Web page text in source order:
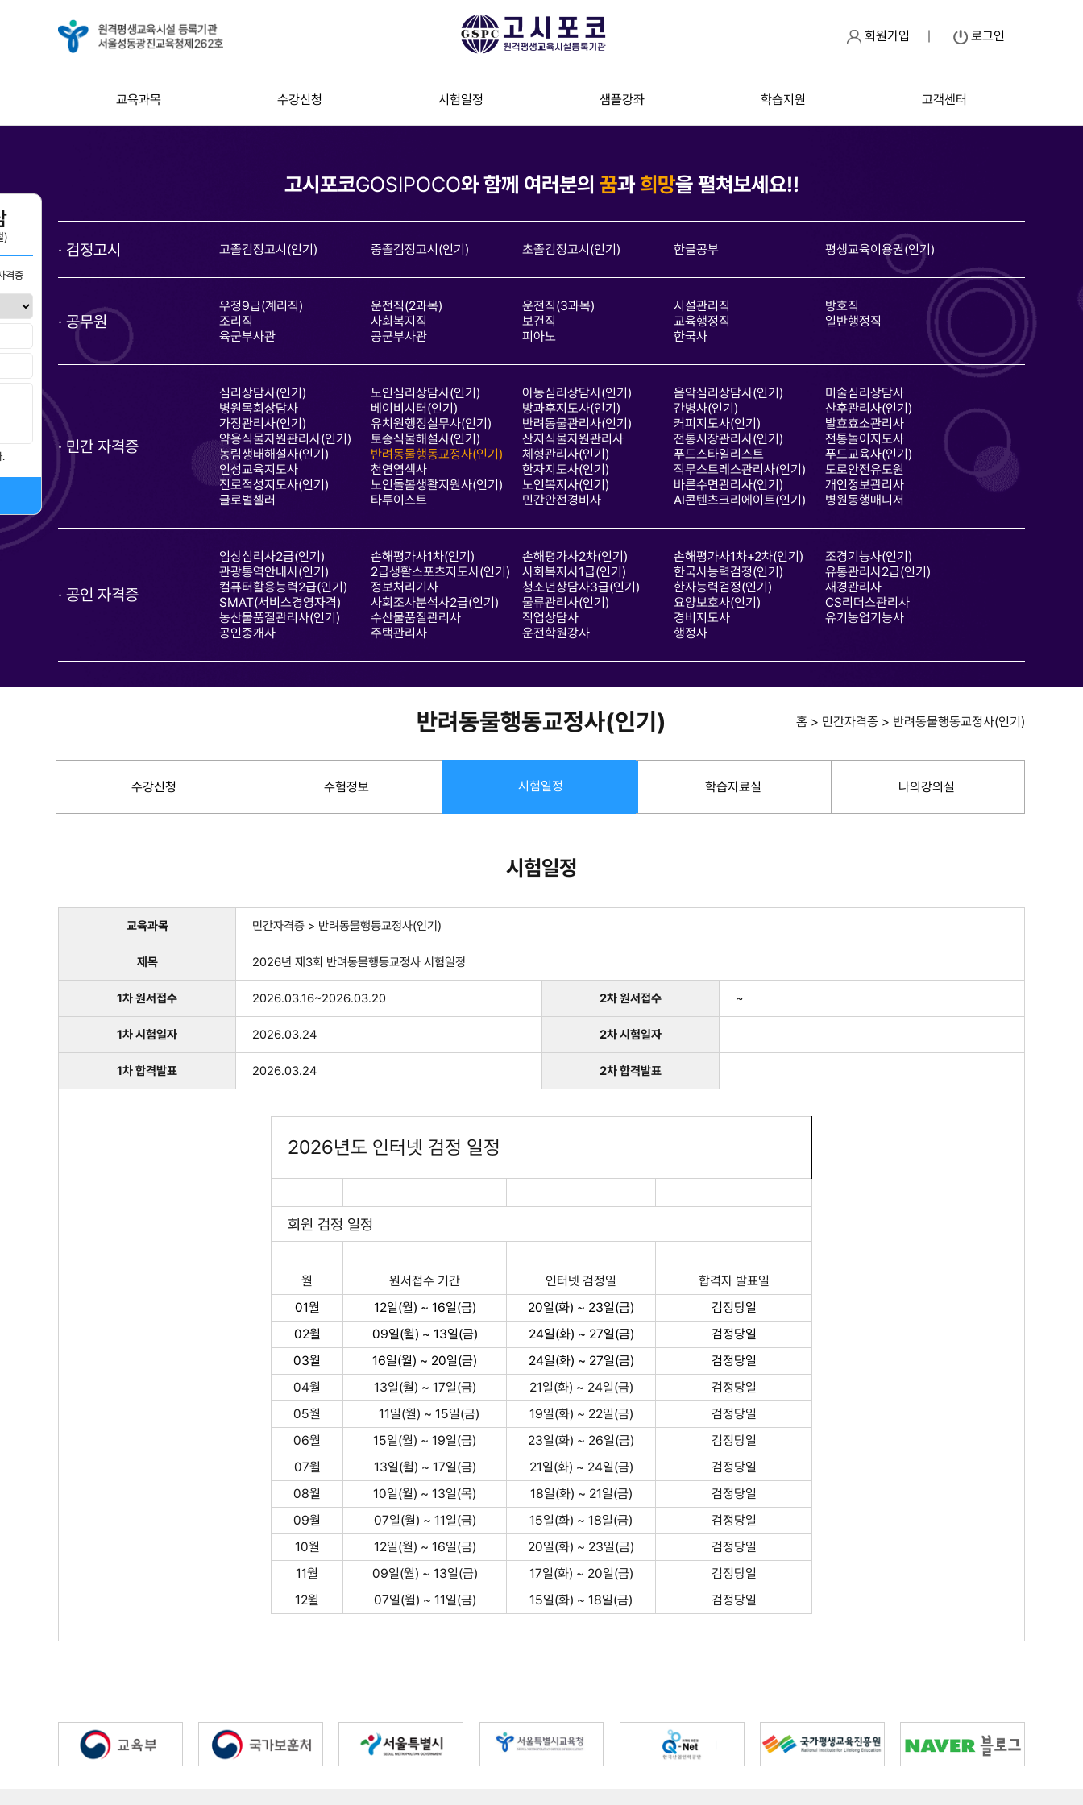
회원가입 로그인
교육과목 수강신청 시험일정 샘플강좌 학습지원 고객센터
)
격증
.
고시포코GOSIPOCO와 함께 여러분의 꿈과 희망을 펼쳐보세요!!
검정고시 고졸검정고시(인기) 중졸검정고시(인기) 초졸검정고시(인기) 한글공부 평생교육이용권(인기)
공무원
우정9급(계리직) 운전직(2과목) 운전직(3과목) 시설관리직
방호직
조리직
사회복지직 보건직 교육행정직
일반행정직
육군부사관
공군부사관 피아노 한국사
민간 자격증
심리상담사(인기) 노인심리상담사(인기) 아동심리상담사(인기) 음악심리상담사(인기)
미술심리상담사
병원목회상담사
베이비시터(인기) 방과후지도사(인기) 간병사(인기)
산후관리사(인기)
가정관리사(인기)
유치원행정실무사(인기) 반려동물관리사(인기) 커피지도사(인기)
발효효소관리사
약용식물자원관리사(인기)
토종식물해설사(인기) 산지식물자원관리사 전통시장관리사(인기)
전통놀이지도사
농림생태해설사(인기)
반려동물행동교정사(인기) 체형관리사(인기) 푸드스타일리스트
푸드교육사(인기)
인성교육지도사
천연염색사 한자지도사(인기) 직무스트레스관리사(인기)
도로안전유도원
진로적성지도사(인기)
노인돌봄생활지원사(인기) 노인복지사(인기) 바른수면관리사(인기)
개인정보관리사
글로벌셀러
타투이스트 민간안전경비사 AI콘텐츠크리에이트(인기) 병원동행매니저
공인 자격증
임상심리사2급(인기) 손해평가사1차(인기) 손해평가사2차(인기) 손해평가사1차+2차(인기)
조경기능사(인기)
관광통역안내사(인기)
2급생활스포츠지도사(인기) 사회복지사1급(인기) 한국사능력검정(인기)
유통관리사2급(인기)
컴퓨터활용능력2급(인기)
정보처리기사 청소년상담사3급(인기) 한자능력검정(인기)
재경관리사
SMAT(서비스경영자격)
사회조사분석사2급(인기) 물류관리사(인기) 요양보호사(인기)
CS리더스관리사
농산물품질관리사(인기)
수산물품질관리사 직업상담사 경비지도사
유기농업기능사
공인중개사
주택관리사 운전학원강사 행정사
반려동물행동교정사(인기) 홈 > 민간자격증 > 반려동물행동교정사(인기)
수강신청 수험정보 시험일정 학습자료실 나의강의실
시험일정
교육과목 민간자격증 > 반려동물행동교정사(인기)
제목 2026년 제3회 반려동물행동교정사 시험일정
1차 원서접수 2026.03.16~2026.03.20 2차 원서접수 ~
1차 시험일자 2026.03.24 2차 시험일자
1차 합격발표 2026.03.24 2차 합격발표
2026년도 인터넷 검정 일정
회원 검정 일정
월 원서접수 기간 인터넷 검정일
합격자 발표일
01월
12일(월) ~ 16일(금) 20일(화) ~ 23일(금)
검정당일
02월
09일(월) ~ 13일(금) 24일(화) ~ 27일(금)
검정당일
03월
16일(월) ~ 20일(금) 24일(화) ~ 27일(금)
검정당일
04월
13일(월) ~ 17일(금) 21일(화) ~ 24일(금)
검정당일
05월
11일(월) ~ 15일(금) 19일(화) ~ 22일(금)
검정당일
06월
15일(월) ~ 19일(금) 23일(화) ~ 26일(금)
검정당일
07월
13일(월) ~ 17일(금) 21일(화) ~ 24일(금)
검정당일
08월
10일(월) ~ 13일(목) 18일(화) ~ 21일(금)
검정당일
09월
07일(월) ~ 11일(금) 15일(화) ~ 18일(금)
검정당일
10월
12일(월) ~ 16일(금) 20일(화) ~ 23일(금)
검정당일
11월
09일(월) ~ 13일(금) 17일(화) ~ 20일(금)
검정당일
12월
07일(월) ~ 11일(금) 15일(화) ~ 18일(금) 검정당일